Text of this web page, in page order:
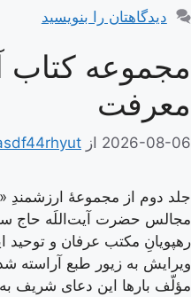
دیدگاهتان را بنویسید
مجموعه کتاب
معرفت
2026-08-06 از
جلد دوم از مجموعۀ
مجالس حضرت آیت‌اللَه حاج
رهپویانِ مکتب عرفان و توحید
ویرایش به زیور طبع آراسته
مؤلّف بارها این دعای شریف به